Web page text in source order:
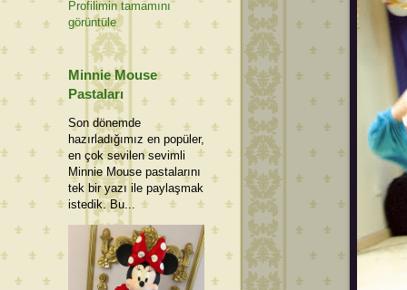
Profilimin tamamını
görüntüle
Minnie Mouse
Pastaları
Son dönemde
hazırladığımız en popüler,
en çok sevilen sevimli
Minnie Mouse pastalarını
tek bir yazı ile paylaşmak
istedik. Bu...